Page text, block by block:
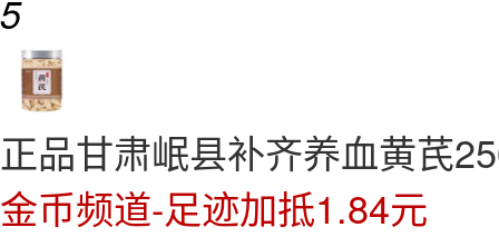
5
正品甘肃岷县补齐养血黄芪
金币频道-足迹加抵1.84元